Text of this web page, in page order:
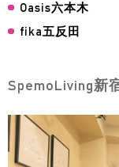
Oasis六本木
fika五反田
SpemoLiving新